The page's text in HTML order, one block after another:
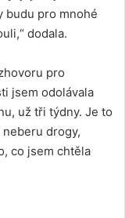
budu pro mnohé
dodala.
pro
jsem odolávala
už tři týdny. Je to
drogy,
co jsem chtěla